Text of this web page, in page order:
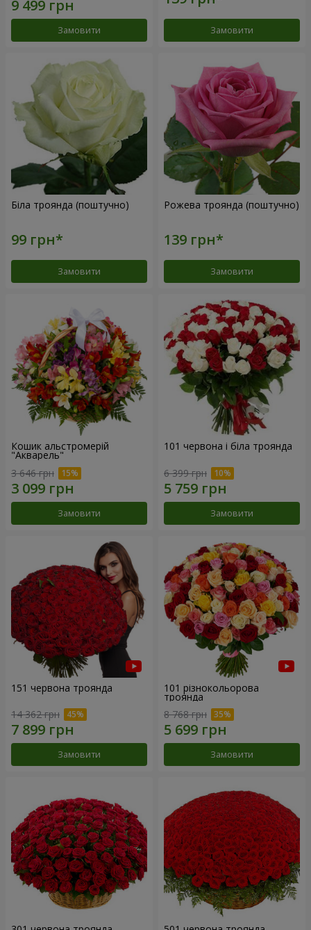
Замовити Замовити
Біла троянда (поштучно)
Замовити
Рожева троянда (поштучно)
Замовити
Кошик альстромерій
"Акварель"
3 646 грн
Замовити
101 червона і біла троянда
6 399 грн
Замовити
151 червона троянда
14 362 грн
Замовити
101 різнокольорова
троянда
8 768 грн
Замовити